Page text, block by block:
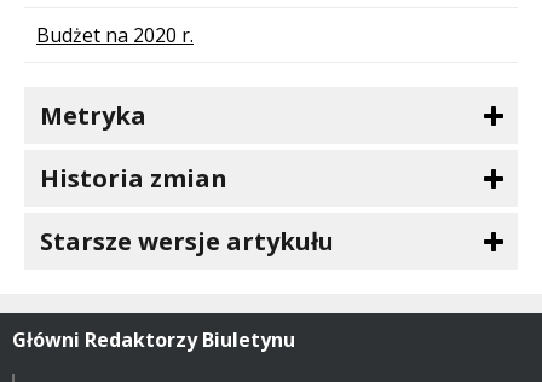
Budżet na 2020 r.
Metryka
Historia zmian
Starsze wersje artykułu
Główni Redaktorzy Biuletynu